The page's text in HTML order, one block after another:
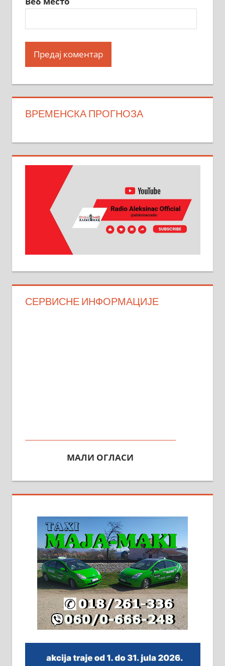
ВРЕМЕНСКА ПРОГНОЗА
СЕРВИСНЕ ИНФОРМАЦИЈЕ
МАЛИ ОГЛАСИ
На продају кућа у Алексинцу,
стамбене целине једна уз другу.
адресе. 063/71-74-023
Издајем комплетно опремљену
халу на Житковачком путу, на
плацу површине око 7 ари.
064/321-80-51; 063/102-35-25
На продају легализована, нова,
незавршена кућа површине 160
виру у Алексинцу. Могућа
замена. 064/21-63-584